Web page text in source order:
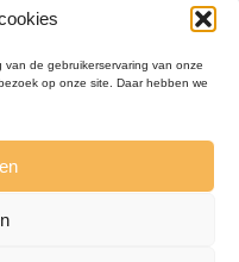
de gebruikerservaring van onze
op onze site. Daar hebben we